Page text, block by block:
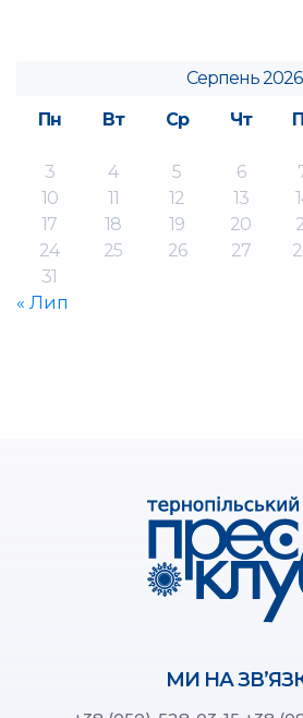
Серпень 2026
Пн
Вт Ср Чт
3
4 5 6
10
11 12 13
17
18 19 20
24
25 26 27
31
« Лип
МИ НА